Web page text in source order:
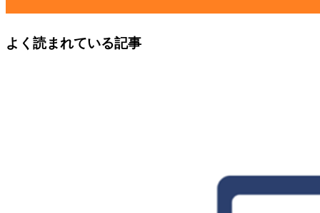
よく読まれている記事